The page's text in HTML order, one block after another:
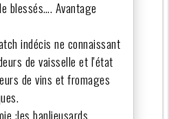
blessés…. Avantage
indécis ne connaissant
de vaisselle et l'état
de vins et fromages
:les banlieusards